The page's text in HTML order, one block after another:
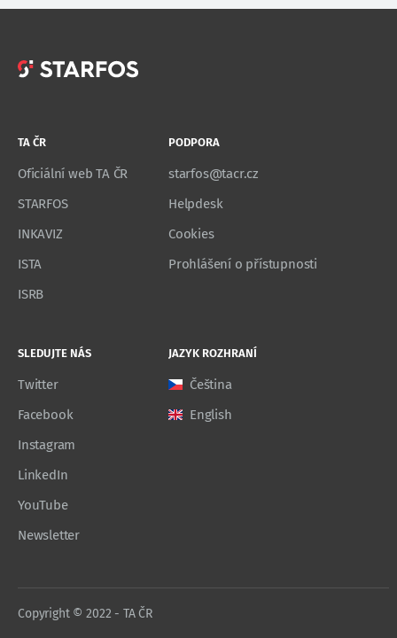
TA ČR
Oficiální web TA ČR
STARFOS
INKAVIZ
ISTA
ISRB
PODPORA
starfos@tacr.cz
Helpdesk
Cookies
Prohlášení o přístupnosti
SLEDUJTE NÁS
Twitter
Facebook
Instagram
LinkedIn
YouTube
Newsletter
JAZYK ROZHRANÍ
Čeština
English
Copyright © 2022 - TA ČR